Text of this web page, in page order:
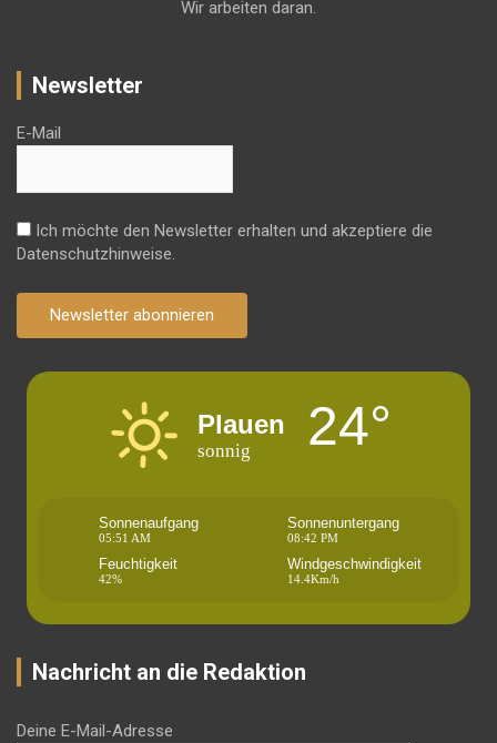
Wir arbeiten daran.
Newsletter
E-Mail
Ich möchte den Newsletter erhalten und akzeptiere die
Datenschutzhinweise.
Newsletter abonnieren
Plauen
sonnig 24°
Sonnenaufgang
05:51 AM
Sonnenuntergang
08:42 PM
Feuchtigkeit
42%
Windgeschwindigkeit
14.4Km/h
Nachricht an die Redaktion
Deine E-Mail-Adresse